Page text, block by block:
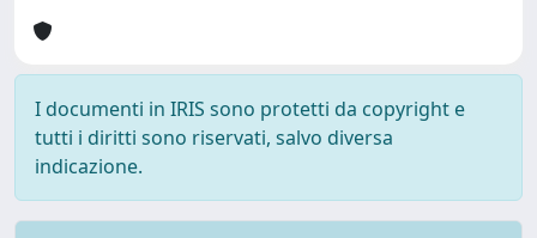
I documenti in IRIS sono protetti da copyright e
tutti i diritti sono riservati, salvo diversa
indicazione.